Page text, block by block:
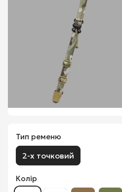
Тип ременю
2-х точковий
Колір